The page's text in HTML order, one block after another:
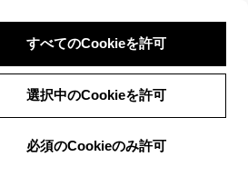
すべてのCookieを許可
選択中のCookieを許可
必須のCookieのみ許可
ログイン 検索 メニュー
メニュー